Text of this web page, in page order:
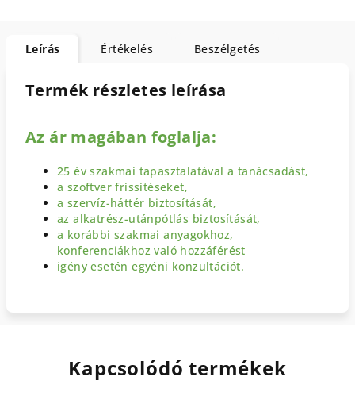
Leírás Értékelés Beszélgetés
Termék részletes leírása
Az ár magában foglalja:
25 év szakmai tapasztalatával a tanácsadást,
a szoftver frissítéseket,
a szervíz-háttér biztosítását,
az alkatrész-utánpótlás biztosítását,
a korábbi szakmai anyagokhoz,
konferenciákhoz való hozzáférést
igény esetén egyéni konzultációt.
Kapcsolódó termékek